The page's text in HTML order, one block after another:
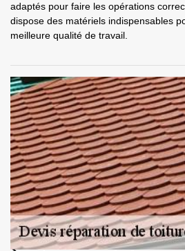
adaptés pour faire les opérations
dispose des matériels indispensables
meilleure qualité de travail.